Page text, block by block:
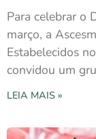
Para celebrar o
março, a
Estabelecidos
convidou um
LEIA MAIS »